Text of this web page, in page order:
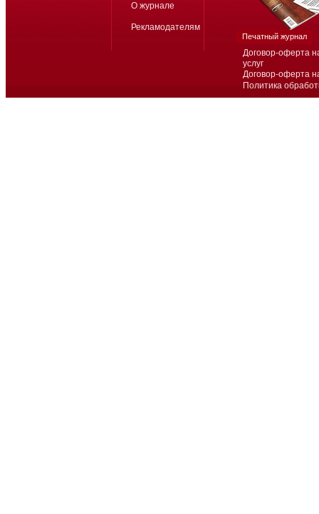
Договор-оферта
услуг
Договор-оферта
Политика
О журнале
Рекламодателям
Печатный журнал